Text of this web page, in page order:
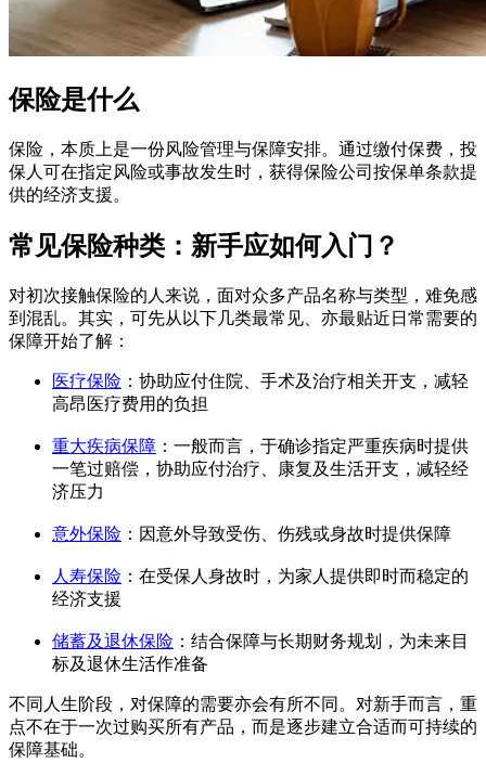
保险是什么
保险，本质上是一份风险管理与保障安排。通过缴付保费，投
保人可在指定风险或事故发生时，获得保险公司按保单条款提
供的经济支援。
常见保险种类：新手应如何入门？
对初次接触保险的人来说，面对众多产品名称与类型，难免感
到混乱。其实，可先从以下几类最常见、亦最贴近日常需要的
保障开始了解：
医疗保险 ：协助应付住院、手术及治疗相关开支，减轻
高昂医疗费用的负担
重大疾病保障 ：一般而言，于确诊指定严重疾病时提供
一笔过赔偿，协助应付治疗、康复及生活开支，减轻经
济压力
意外保险 ：因意外导致受伤、伤残或身故时提供保障
人寿保险 ：在受保人身故时，为家人提供即时而稳定的
经济支援
储蓄及退休保险 ：结合保障与长期财务规划，为未来目
标及退休生活作准备
不同人生阶段，对保障的需要亦会有所不同。对新手而言，重
点不在于一次过购买所有产品，而是逐步建立合适而可持续的
保障基础。